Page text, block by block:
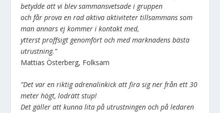
betydde att vi blev sammansvetsade i gruppen
och får prova en rad aktiva aktiviteter tillsammans som
man annars ej kommer i kontakt med,
ytterst proffsigt genomfört och med marknadens bästa
utrustning.”
Mattias Österberg, Folksam
”Det var en riktig adrenalinkick att fira sig ner från ett 30
meter högt, lodrätt stup!
Det gäller att kunna lita på utrustningen och på ledaren